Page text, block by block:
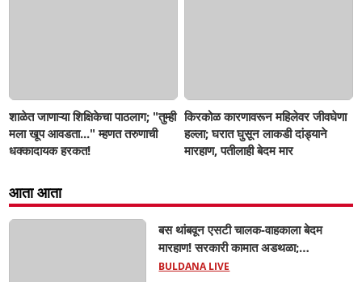
शाळेत जाणाऱ्या शिक्षिकेचा पाठलाग; "तुम्ही
मला खूप आवडता..." म्हणत तरुणाची
धक्कादायक हरकत!
किरकोळ कारणावरून महिलेवर जीवघेणा
हल्ला; घरात घुसून लाकडी दांड्याने
मारहाण, पतीलाही बेदम मार
आता आता
बस थांबवून एसटी चालक-वाहकाला बेदम
मारहाण! सरकारी कामात अडथळा;
प्रवाशांसमोर धिंगाणा घालणाऱ्या तिघांविरुद्ध
BULDANA LIVE